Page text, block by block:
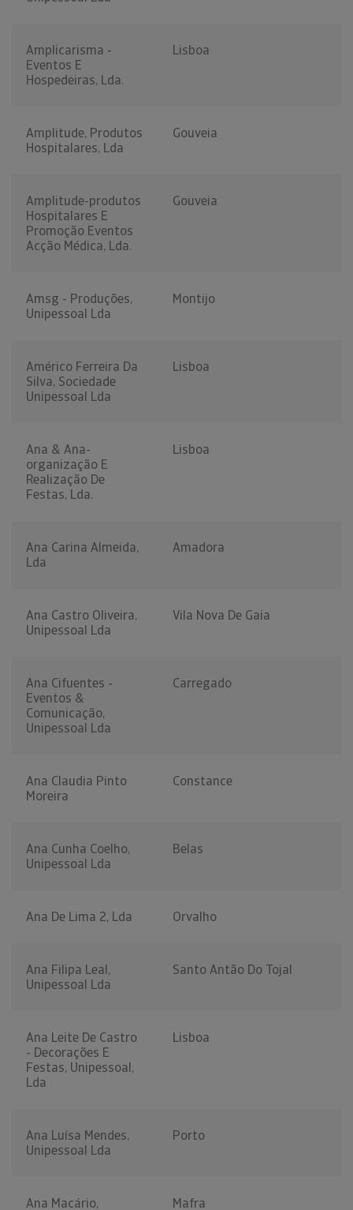
Amplicarisma -
Eventos E
Hospedeiras, Lda.
Lisboa
Amplitude, Produtos
Hospitalares, Lda
Gouveia
Amplitude-produtos
Hospitalares E
Promoção Eventos
Acção Médica, Lda.
Gouveia
Amsg - Produções,
Unipessoal Lda
Montijo
Américo Ferreira Da
Silva, Sociedade
Unipessoal Lda
Lisboa
Ana & Ana-
organização E
Realização De
Festas, Lda.
Lisboa
Ana Carina Almeida,
Lda
Amadora
Ana Castro Oliveira,
Unipessoal Lda
Vila Nova De Gaia
Ana Cifuentes -
Eventos &
Comunicação,
Unipessoal Lda
Carregado
Ana Claudia Pinto
Moreira
Constance
Ana Cunha Coelho,
Unipessoal Lda
Belas
Ana De Lima 2, Lda Orvalho
Ana Filipa Leal,
Unipessoal Lda
Santo Antão Do Tojal
Ana Leite De Castro
- Decorações E
Festas, Unipessoal,
Lda
Lisboa
Ana Luísa Mendes,
Unipessoal Lda
Porto
Ana Macário, Mafra